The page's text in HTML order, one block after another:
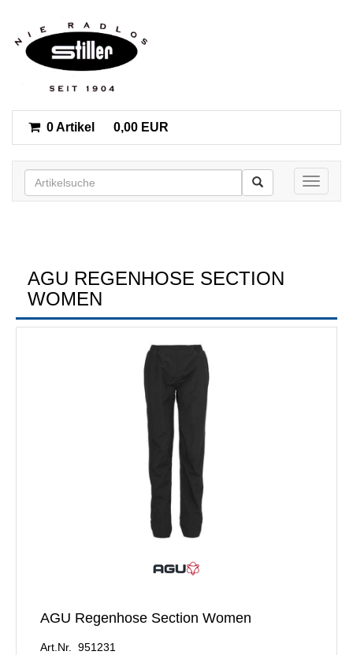
0 Artikel 0,00 EUR
Toggle
AGU REGENHOSE SECTION
WOMEN
AGU Regenhose Section Women
Art.Nr. 951231